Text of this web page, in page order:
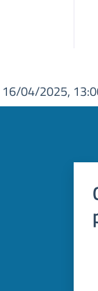
16/04/2025,